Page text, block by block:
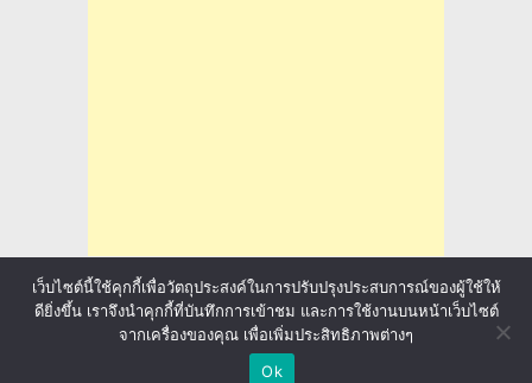
ล่าทุนการศึกษา มาลุ้นให้ทั่วโลก
เว็บไซต์นี้ใช้คุกกี้เพื่อวัตถุประสงค์ในการปรับปรุงประสบการณ์ของผู้ใช้ให้
ดียิ่งขึ้น เราจึงนำคุกกี้ที่บันทึกการเข้าชม และการใช้งานบนหน้าเว็บไซต์
จากเครื่องของคุณ เพื่อเพิ่มประสิทธิภาพต่างๆ
Ok